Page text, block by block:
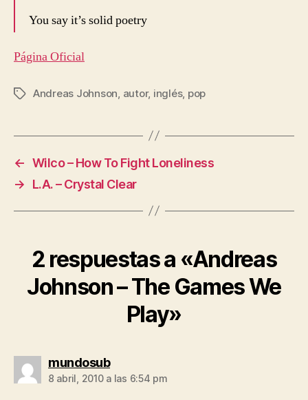
You say it’s solid poetry
Página Oficial
Etiquetas
Andreas Johnson autor, inglés, pop
← Wilco – How To Fight Loneliness
→
L.A. – Crystal Clear
2 respuestas a «Andreas
Johnson – The Games We
Play»
mundosubdice:
8 abril, 2010 a las 6:54 pm